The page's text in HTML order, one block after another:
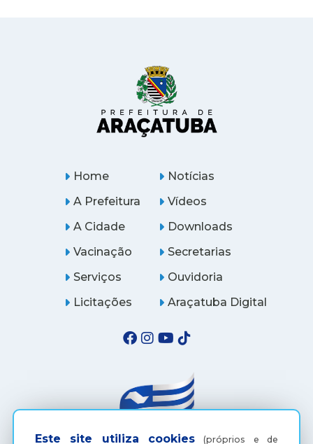
Este site utiliza cookies (próprios e de
Home
A Prefeitura
A Cidade
Notícias
Vídeos
Downloads
Vacinação
Serviços
Licitações
Secretarias
Ouvidoria
Araçatuba Digital